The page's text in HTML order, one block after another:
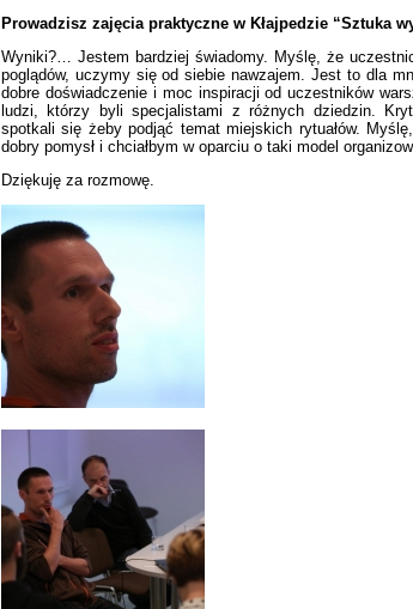
Prowadzisz zajęcia praktyczne w Kłajpedzie “Sztuka
Wyniki?… Jestem bardziej świadomy. Myślę, że
poglądów, uczymy się od siebie nawzajem. Jest to dla
dobre doświadczenie i moc inspiracji od uczestników
ludzi, którzy byli specjalistami z różnych dziedzin.
spotkali się żeby podjąć temat miejskich rytuałów.
dobry pomysł i chciałbym w oparciu o taki model
Dziękuję za rozmowę.